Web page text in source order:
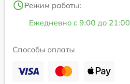
Режим работы:
Ежедневно с 9:00 до 21:00
Способы оплаты